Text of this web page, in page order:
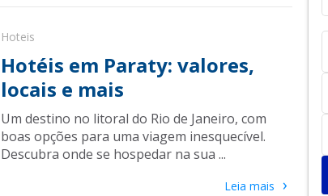
Hoteis
Hotéis em Paraty: valores,
locais e mais
Um destino no litoral do Rio de Janeiro, com
boas opções para uma viagem inesquecível.
Descubra onde se hospedar na sua ...
Leia mais ›